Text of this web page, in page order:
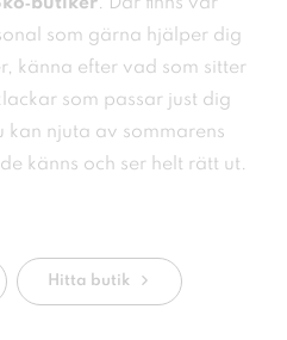
. Där finns vår
som gärna hjälper dig
känna efter vad som sitter
som passar just dig
kan njuta av sommarens
känns och ser helt rätt ut.
Hitta butik